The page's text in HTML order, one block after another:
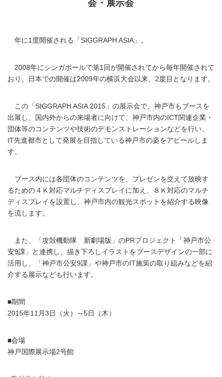
会・展示会
年に1度開催される「SIGGRAPH ASIA」。
2008年にシンガポールで第1回が開催されてから毎年開催されて
おり、日本での開催は2009年の横浜大会以来、2度目となります。
この「SIGGRAPH ASIA 2015」の展示会で、神戸市もブースを
出展し、国内外からの来場者に向けて、神戸市内のICT関連企業・
団体等のコンテンツや技術のデモンストレーションなどを行い、
IT先進都市として発展を目指している神戸市の姿をアピールしま
す。
ブース内には各団体のコンテンツを、プレゼンを交えて放映す
るための４Ｋ対応マルチディスプレイに加え、８Ｋ対応のマルチ
ディスプレイを設置し、神戸市内の観光スポットを紹介する映像
を流します。
また、「攻殻機動隊 新劇場版」のPRプロジェクト「神戸市公
安9課」と連携し、描き下ろしイラストをブースデザインの一部に
活用し、「神戸市公安9課」や神戸市のIT施策の取り組みなどを紹
介する展示なども行います。
■期間
2015年11月3日（火）～5日（木）
■会場
神戸国際展示場2号館